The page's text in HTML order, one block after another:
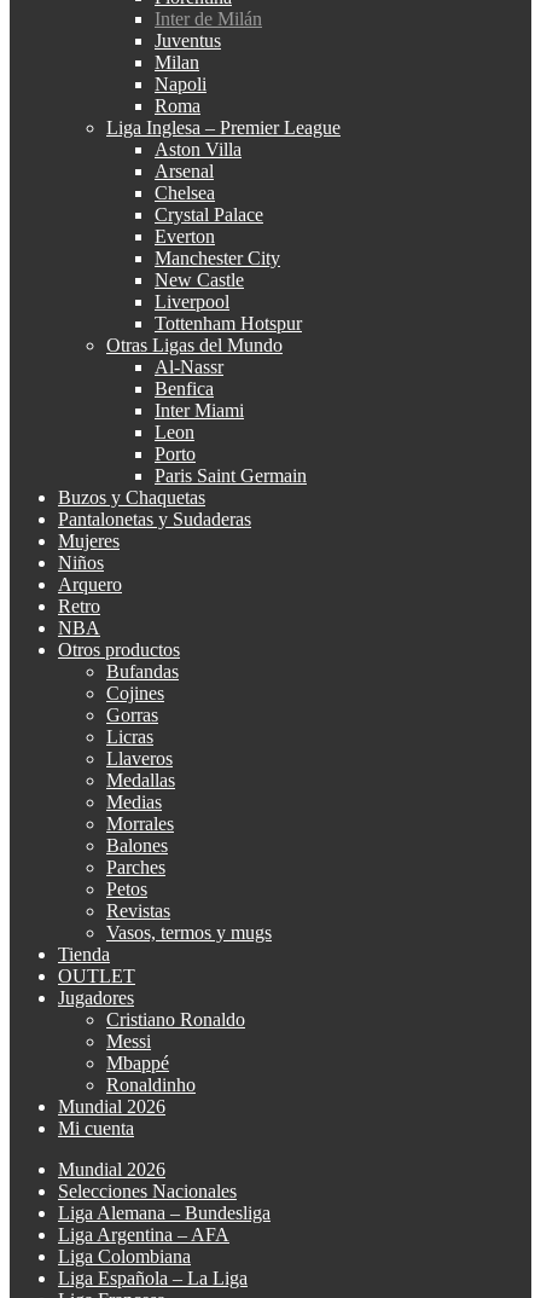
Inter de Milán
Juventus
Milan
Napoli
Roma
Liga Inglesa – Premier League
Aston Villa
Arsenal
Chelsea
Crystal Palace
Everton
Manchester City
New Castle
Liverpool
Tottenham Hotspur
Otras Ligas del Mundo
Al-Nassr
Benfica
Inter Miami
Leon
Porto
Paris Saint Germain
Buzos y Chaquetas
Pantalonetas y Sudaderas
Mujeres
Niños
Arquero
Retro
NBA
Otros productos
Bufandas
Cojines
Gorras
Licras
Llaveros
Medallas
Medias
Morrales
Balones
Parches
Petos
Revistas
Vasos, termos y mugs
Tienda
OUTLET
Jugadores
Cristiano Ronaldo
Messi
Mbappé
Ronaldinho
Mundial 2026
Mi cuenta
Mundial 2026
Selecciones Nacionales
Liga Alemana – Bundesliga
Liga Argentina – AFA
Liga Colombiana
Liga Española – La Liga